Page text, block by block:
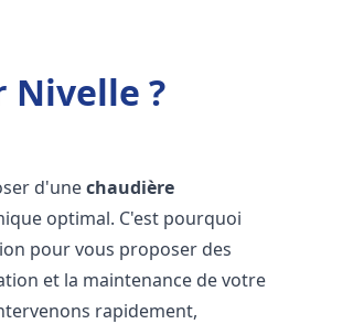
Nivelle ?
d'unechaudière
optimal. C'est pourquoi
pour vous proposer des
et la maintenance de votre
rapidement,